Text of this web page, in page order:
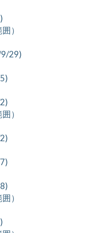
）
29)
）
）